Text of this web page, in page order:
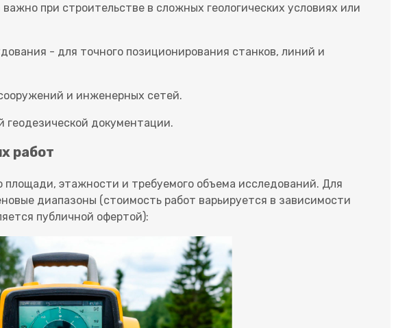
при строительстве в сложных геологических условиях или
- для точного позиционирования станков, линий и
и инженерных сетей.
геодезической документации.
работ
этажности и требуемого объема исследований. Для
диапазоны (стоимость работ варьируется в зависимости
публичной офертой):